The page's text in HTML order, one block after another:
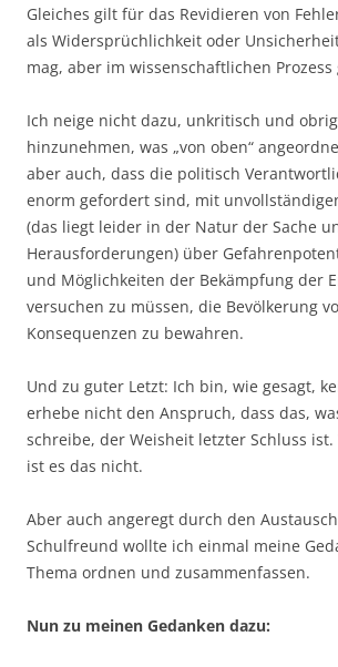
Gleiches gilt für das Revidieren von
als Widersprüchlichkeit oder
mag, aber im wissenschaftlichen
Ich neige nicht dazu, unkritisch und
hinzunehmen, was „von oben“
aber auch, dass die politisch
enorm gefordert sind, mit
(das liegt leider in der Natur der Sache
Herausforderungen) über
und Möglichkeiten der Bekämpfung der
versuchen zu müssen, die Bevölkerung
Konsequenzen zu bewahren.
Und zu guter Letzt: Ich bin, wie gesagt,
erhebe nicht den Anspruch, dass das,
schreibe, der Weisheit letzter Schluss
ist es das nicht.
Aber auch angeregt durch den
Schulfreund wollte ich einmal meine
Thema ordnen und zusammenfassen.
Nun zu meinen Gedanken dazu: